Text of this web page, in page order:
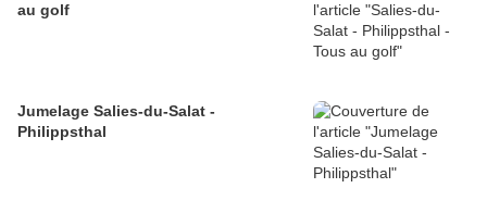
au golf
Jumelage Salies-du-Salat -
Philippsthal